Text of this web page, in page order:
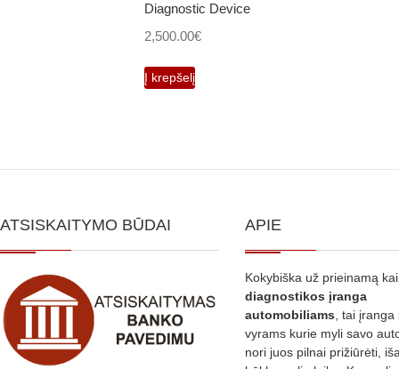
Diagnostic Device
2,500.00€
Į krepšelį
ATSISKAITYMO BŪDAI APIE
Kokybiška už prieinamą
diagnostikos įranga
automobiliams , tai
vyrams kurie myli savo
nori juos pilnai prižiūrėti,